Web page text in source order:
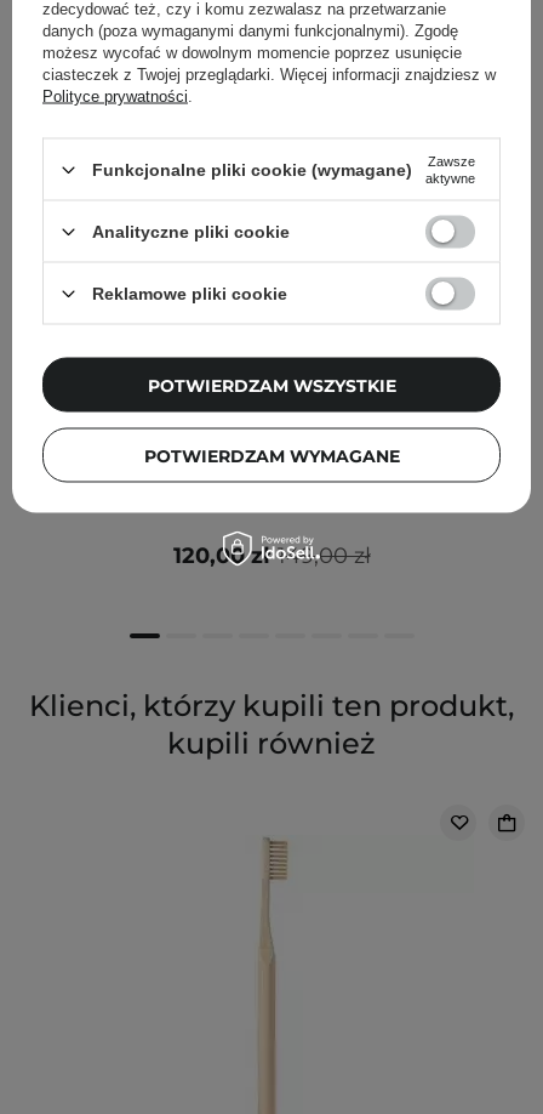
Inni klienci sprawdzali również
PROMOCJA
Nuxe - Creme Fraiche de Beauté - Krem Nawilżający
149,00 zł
120,00 zł
Klienci, którzy kupili ten produkt,
kupili również
zdecydować też, czy i komu zezwalasz na przetwarzanie
danych (poza wymaganymi danymi funkcjonalnymi). Zgodę
możesz wycofać w dowolnym momencie poprzez usunięcie
ciasteczek z Twojej przeglądarki. Więcej informacji znajdziesz w
Polityce prywatności
Funkcjonalne pliki cookie (wymagane)
Zawsze
aktywne
Analityczne pliki cookie
Reklamowe pliki cookie
POTWIERDZAM WYMAGANE
POTWIERDZAM WSZYSTKIE